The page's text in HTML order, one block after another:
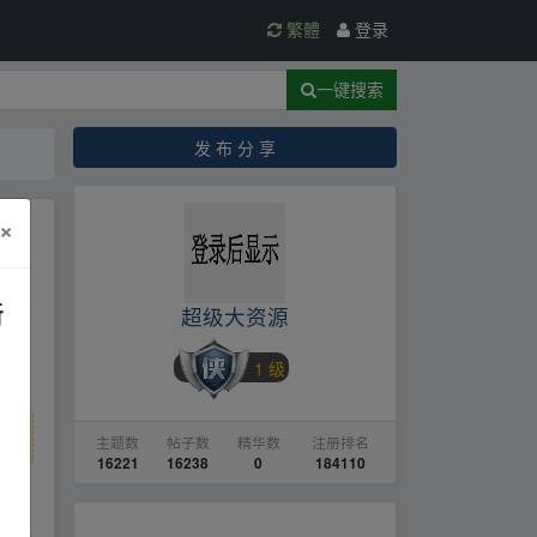
繁體 登录
一键搜索
发 布 分 享
超级大资源
1 级
主题数
16221
帖子数
16238
精华数
0
注册排名
184110
×